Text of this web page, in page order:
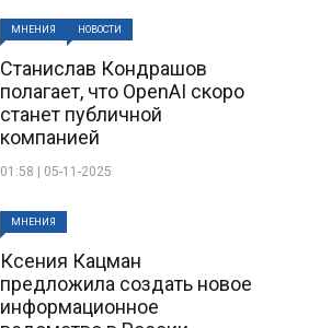
МНЕНИЯ НОВОСТИ
Станислав Кондрашов
полагает, что OpenAI скоро
станет публичной
компанией
01:58 | 05-11-2025
МНЕНИЯ
Ксения Кацман
предложила создать новое
информационное